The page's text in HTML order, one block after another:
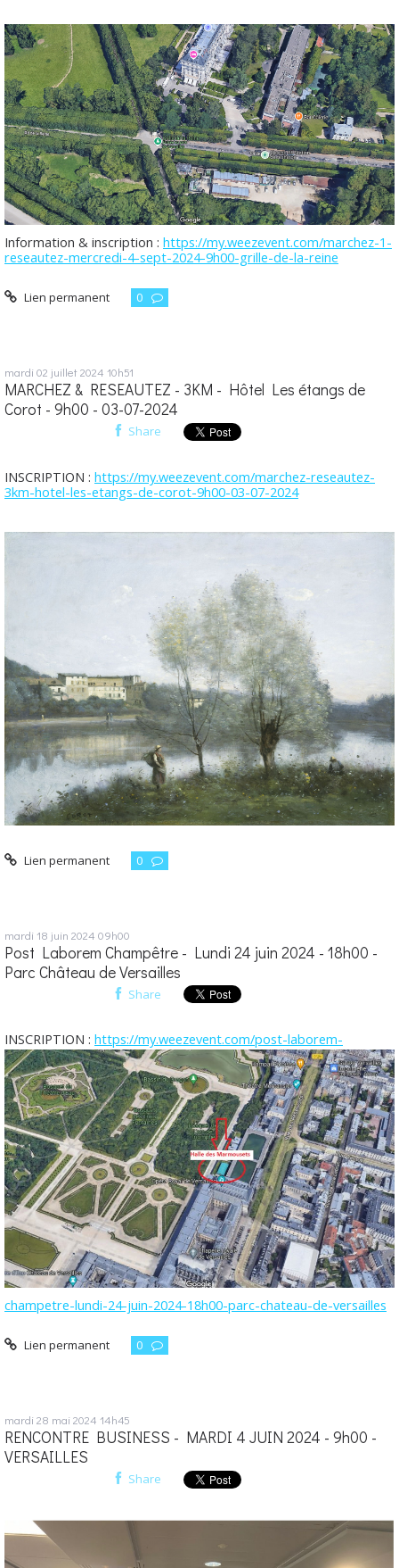
Information & inscription : https://my.weezevent.com/marchez-1-
reseautez-mercredi-4-sept-2024-9h00-grille-de-la-reine
Lien permanent 0
mardi 02 juillet 2024 10h51
MARCHEZ & RESEAUTEZ - 3KM - Hôtel Les étangs de
Corot - 9h00 - 03-07-2024
Share
INSCRIPTION : https://my.weezevent.com/marchez-reseautez-
3km-hotel-les-etangs-de-corot-9h00-03-07-2024
Lien permanent 0
mardi 18 juin 2024 09h00
Post Laborem Champêtre - Lundi 24 juin 2024 - 18h00 -
Parc Château de Versailles
Share
INSCRIPTION : https://my.weezevent.com/post-laborem-
champetre-lundi-24-juin-2024-18h00-parc-chateau-de-versailles
Lien permanent 0
mardi 28 mai 2024 14h45
RENCONTRE BUSINESS - MARDI 4 JUIN 2024 - 9h00 -
VERSAILLES
Share